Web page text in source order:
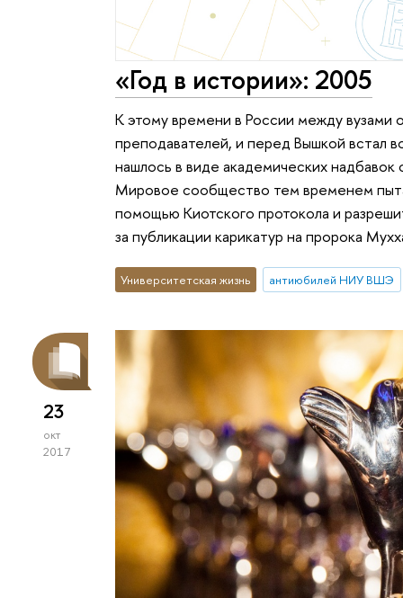
«Год в истории»: 2005
К этому времени в России между вузами
преподавателей, и перед Вышкой встал
нашлось в виде академических надбавок
Мировое сообщество тем временем
помощью Киотского протокола и
за публикации карикатур на пророка
Университетская жизнь антиюбилей НИУ ВШЭ
23
окт
2017